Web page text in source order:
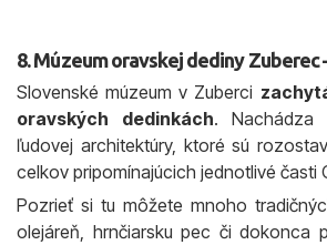
8. Múzeum oravskej dediny Zuberec
Slovenské múzeum v Zuberci
oravských dedinkách.
ľudovej architektúry, ktoré sú
celkov pripomínajúcich jednotlivé časti
Pozrieť si tu môžete mnoho
olejáreň, hrnčiarsku pec či dokonca